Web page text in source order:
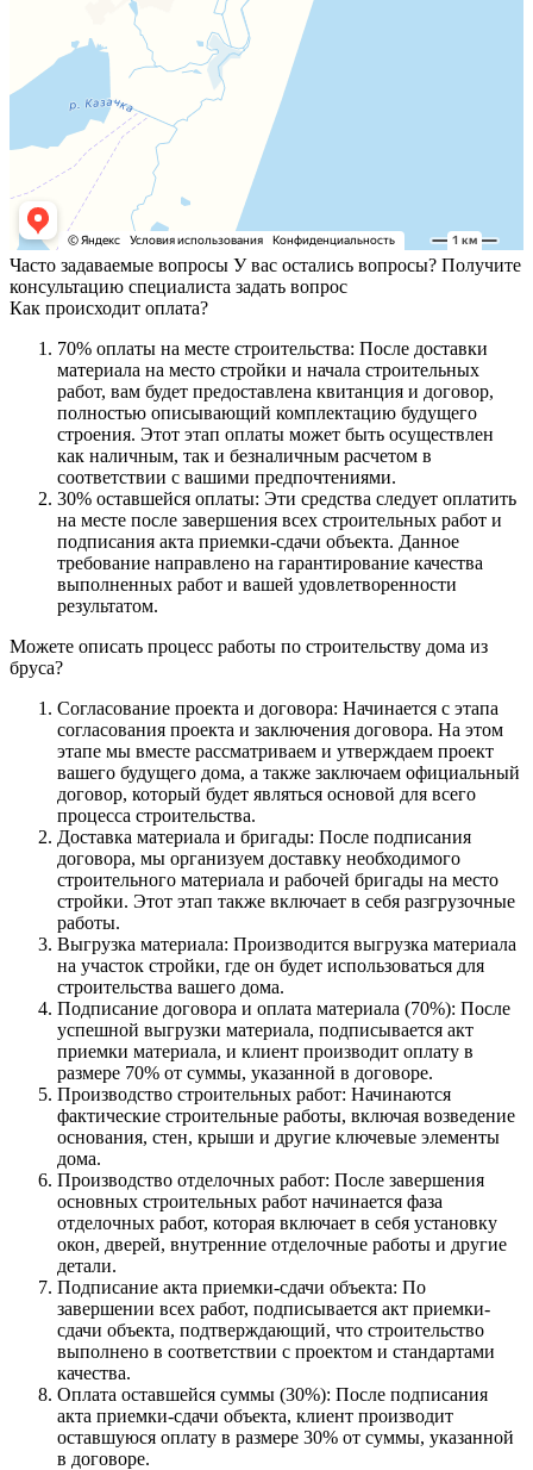
Часто задаваемые вопросы У вас остались вопросы? Получите
консультацию специалиста задать вопрос
Как происходит оплата?
70% оплаты на месте строительства: После доставки
материала на место стройки и начала строительных
работ, вам будет предоставлена квитанция и договор,
полностью описывающий комплектацию будущего
строения. Этот этап оплаты может быть осуществлен
как наличным, так и безналичным расчетом в
соответствии с вашими предпочтениями.
30% оставшейся оплаты: Эти средства следует оплатить
на месте после завершения всех строительных работ и
подписания акта приемки-сдачи объекта. Данное
требование направлено на гарантирование качества
выполненных работ и вашей удовлетворенности
результатом.
Можете описать процесс работы по строительству дома из
бруса?
Согласование проекта и договора: Начинается с этапа
согласования проекта и заключения договора. На этом
этапе мы вместе рассматриваем и утверждаем проект
вашего будущего дома, а также заключаем официальный
договор, который будет являться основой для всего
процесса строительства.
Доставка материала и бригады: После подписания
договора, мы организуем доставку необходимого
строительного материала и рабочей бригады на место
стройки. Этот этап также включает в себя разгрузочные
работы.
Выгрузка материала: Производится выгрузка материала
на участок стройки, где он будет использоваться для
строительства вашего дома.
Подписание договора и оплата материала (70%): После
успешной выгрузки материала, подписывается акт
приемки материала, и клиент производит оплату в
размере 70% от суммы, указанной в договоре.
Производство строительных работ: Начинаются
фактические строительные работы, включая возведение
основания, стен, крыши и другие ключевые элементы
дома.
Производство отделочных работ: После завершения
основных строительных работ начинается фаза
отделочных работ, которая включает в себя установку
окон, дверей, внутренние отделочные работы и другие
детали.
Подписание акта приемки-сдачи объекта: По
завершении всех работ, подписывается акт приемки-
сдачи объекта, подтверждающий, что строительство
выполнено в соответствии с проектом и стандартами
качества.
Оплата оставшейся суммы (30%): После подписания
акта приемки-сдачи объекта, клиент производит
оставшуюся оплату в размере 30% от суммы, указанной
в договоре.